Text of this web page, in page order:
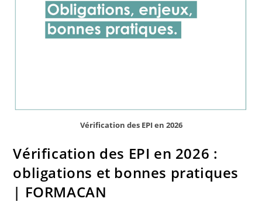
Vérification des EPI en 2026
Vérification des EPI en 2026 :
obligations et bonnes pratiques
| FORMACAN